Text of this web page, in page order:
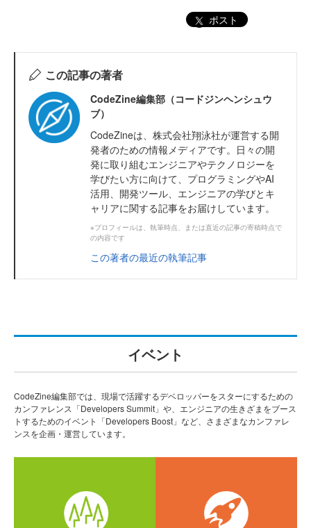
ポスト
この記事の著者
CodeZine編集部（コードジンヘンシュウ
ブ）
CodeZineは、株式会社翔泳社が運営する開
発者のための情報メディアです。日々の開
発に取り組むエンジニアやテクノロジーを
学びたい方に向けて、プログラミングやAI
活用、開発ツール、エンジニアの学びとキ
ャリアに関する記事をお届けしています。
※プロフィールは、執筆時点、または直近の記事の寄稿時点で
の内容です
この著者の最近の執筆記事
イベント
CodeZine編集部では、現場で活躍するデベロッパーをスターにするための
カンファレンス「Developers Summit」や、エンジニアの生きざまをブース
トするためのイベント「Developers Boost」など、さまざまなカンファレ
ンスを企画・運営しています。